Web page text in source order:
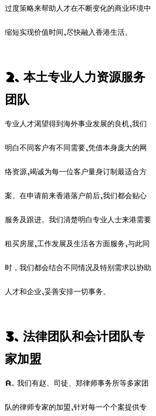
过度策略来帮助人才在不断变化的商业环境中
缩短实现价值时间,尽快融入香港生活。
2. 本土专业人力资源服务
团队
专业人才渴望得到海外事业发展的良机,我们
明白不同客户有不同需要,凭借本身庞大的网
络资源,竭诚为每一位客户量身订制最适合方
案。在申请前来香港落户前后,我们都会贴心
服务及跟进。我们清楚明白专业人士来港需要
租买房屋,工作发展及生活各方面服务,与此同
时，我们都会结合不同情况及特别需求以协助
人才和企业,妥善安排一切事务。
3. 法律团队和会计团队专
家加盟
a. 我们有赵、司徒、郑律师事务所等多家团
队的律师专家的加盟,针对每一个个案提供专